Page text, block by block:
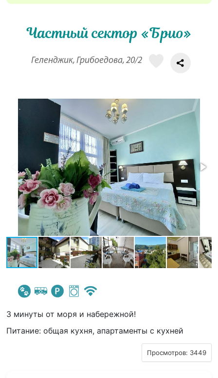
Частный сектор «Брио»
Геленджик, Грибоедова, 20/2
3 минуты от моря и набережной!
Питание: общая кухня, апартаменты с кухней
Просмотров: 3449